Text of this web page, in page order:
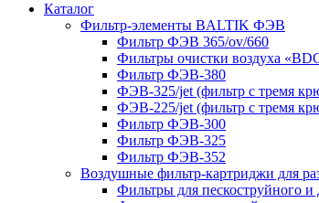
Каталог
Фильтр-элементы BALTIK ФЭВ
Фильтр ФЭВ 365/ov/660
Фильтры очистки воздуха
Фильтр ФЭВ-380
ФЭВ-325/jet (фильтр с тремя
ФЭВ-225/jet (фильтр с тремя
Фильтр ФЭВ-300
Фильтр ФЭВ-325
Фильтр ФЭВ-352
Воздушные фильтр-картриджи для
Фильтры для пескоструйного и